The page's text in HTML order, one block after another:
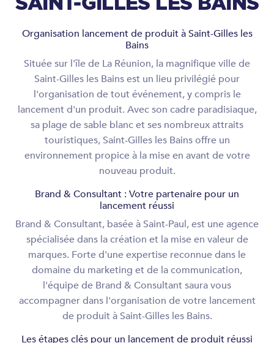
Organisation lancement de produit à Saint-Gilles les
Bains
Située sur l'île de La Réunion, la magnifique ville de
Saint-Gilles les Bains est un lieu privilégié pour
l'organisation de tout événement, y compris le
lancement d'un produit. Avec son cadre paradisiaque,
sa plage de sable blanc et ses nombreux attraits
touristiques, Saint-Gilles les Bains offre un
environnement propice à la mise en avant de votre
nouveau produit.
Brand & Consultant : Votre partenaire pour un
lancement réussi
Brand & Consultant, basée à Saint-Paul, est une agence
spécialisée dans la création et la mise en valeur de
marques. Forte d'une expertise reconnue dans le
domaine du marketing et de la communication,
l'équipe de Brand & Consultant saura vous
accompagner dans l'organisation de votre lancement
de produit à Saint-Gilles les Bains.
Les étapes clés pour un lancement de produit réussi